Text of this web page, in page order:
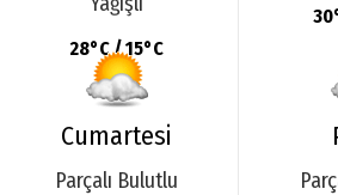
28°C / 15°C
Cumartesi
Parçalı Bulutlu